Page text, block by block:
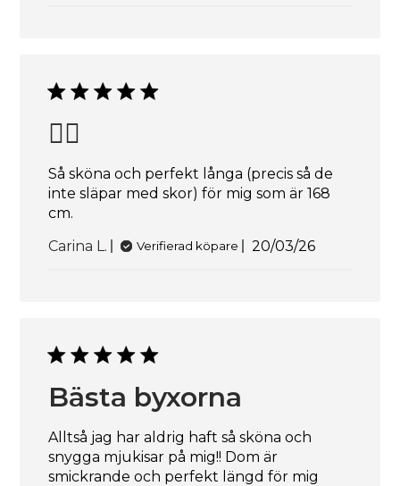
👌🏽
Så sköna och perfekt långa (precis så de
inte släpar med skor) för mig som är 168
cm.
Carina L.
Verifierad köpare 20/03/26
Bästa byxorna
Alltså jag har aldrig haft så sköna och
snygga mjukisar på mig!! Dom är
smickrande och perfekt längd för mig